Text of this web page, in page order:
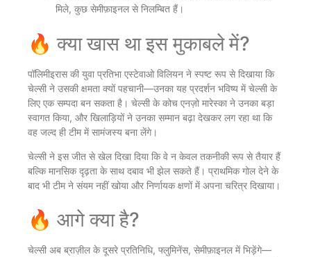
मिले, कुछ सेमीफ़ाइनल से निलम्बित हैं।
‌‍🔥 क्या खास था इस मुकाबले में?
पॉलिमीइरास की युवा प्रतिभा एस्टेवाओ विलियन ने स्पष्ट रूप से दिखाया कि
चेल्सी ने उसकी क्षमता क्यों पहचानी—उनका यह प्रदर्शन भविष्य में चेल्सी के
लिए एक सम्पदा बन सकता है। चेल्सी के कोच एनज़ो मारेस्का ने उनका बड़ा
स्वागत किया, और खिलाड़ियों ने उनका सम्मान बढ़ा देखकर लग रहा था कि
वह जल्द ही टीम में सामंजस्य बना लेंगे।
चेल्सी ने इस जीत से खेल दिखा दिया कि वे न केवल तकनीकी रूप से तैयार हैं
बल्कि मानसिक दृढ़ता के साथ दबाव भी झेल सकते हैं। प्राथमिक गोल देने के
बाद भी टीम ने संयम नहीं खोया और निर्णायक क्षणों में अपना चरित्र दिखाया।
‌‍🔥 आगे क्या है?
चेल्सी अब ब्राज़ील के दूसरे प्रतिनिधि, फ्लुमिनेंस, सेमीफ़ाइनल में भिड़ेंगे—